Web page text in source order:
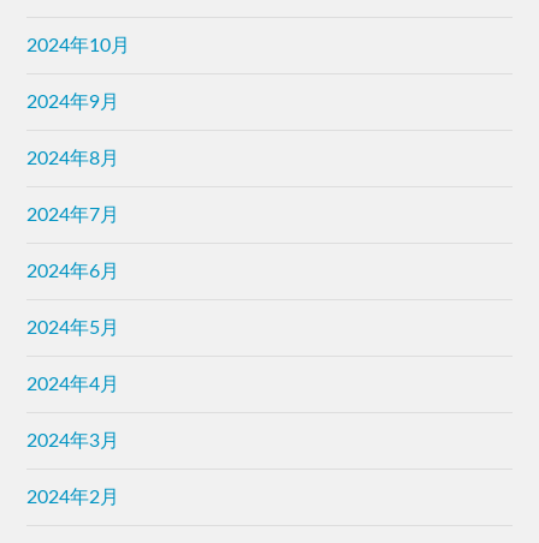
2024年10月
2024年9月
2024年8月
2024年7月
2024年6月
2024年5月
2024年4月
2024年3月
2024年2月